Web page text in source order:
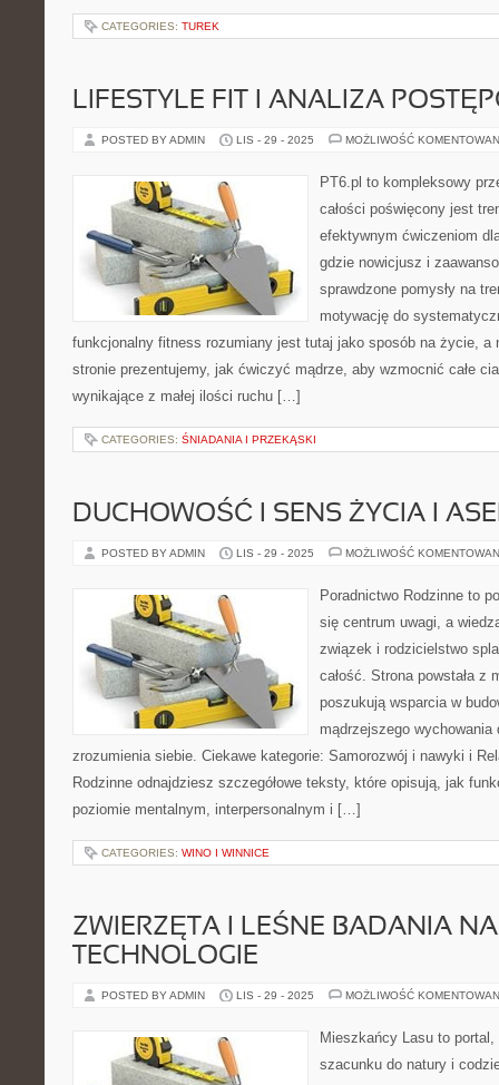
CATEGORIES: TUREK
LIFESTYLE FIT I ANALIZA
POSTED BY ADMIN LIS - 29 - 2025 MOŻLIWOŚĆ
PT6.pl to kompleksowy
całości poświęcony jest
efektywnym ćwiczeniom
gdzie nowicjusz i
sprawdzone pomysły na
motywację do
funkcjonalny fitness rozumiany jest tutaj jako sposób na życie, a
stronie prezentujemy, jak ćwiczyć mądrze, aby wzmocnić całe
wynikające z małej ilości ruchu […]
CATEGORIES: ŚNIADANIA I PRZEKĄSKI
DUCHOWOŚĆ I SENS ŻYCIA I
POSTED BY ADMIN LIS - 29 - 2025 MOŻLIWOŚĆ
Poradnictwo Rodzinne to
się centrum uwagi, a
związek i rodzicielstwo
całość. Strona powstała
poszukują wsparcia w
mądrzejszego
zrozumienia siebie. Ciekawe kategorie: Samorozwój i nawyki i
Rodzinne odnajdziesz szczegółowe teksty, które opisują, jak
poziomie mentalnym, interpersonalnym i […]
CATEGORIES: WINO I WINNICE
ZWIERZĘTA I LEŚNE BADANIA
TECHNOLOGIE
POSTED BY ADMIN LIS - 29 - 2025 MOŻLIWOŚĆ
Mieszkańcy Lasu to portal,
szacunku do natury i